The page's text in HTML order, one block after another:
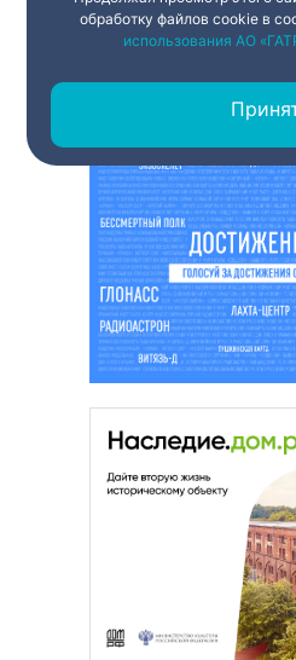
обработку файлов cookie в
использования АО